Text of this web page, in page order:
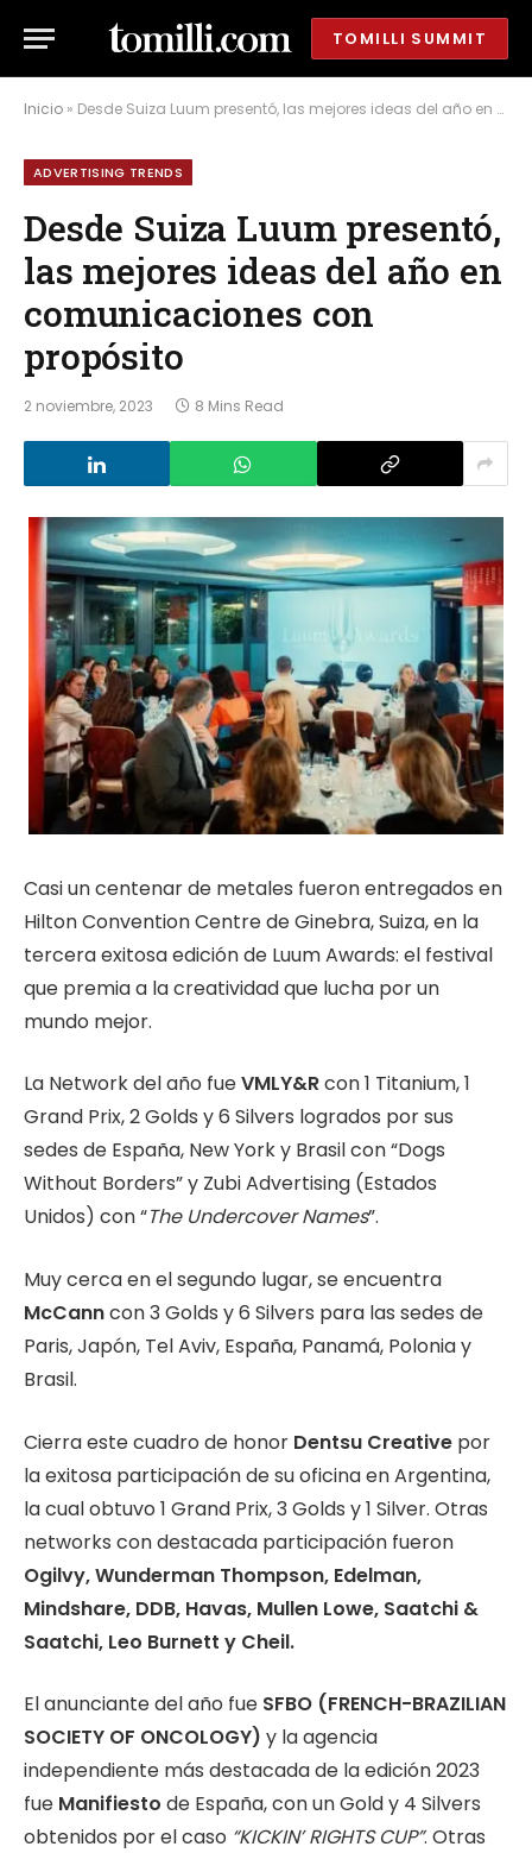
TOMILLI SUMMIT
Inicio » Desde Suiza Luum presentó, las mejores ideas del año en comunicaciones con propósito
ADVERTISING TRENDS
Desde Suiza Luum presentó,
las mejores ideas del año en
comunicaciones con
propósito
2 noviembre, 2023 8 Mins Read
Casi un centenar de metales fueron entregados en
Hilton Convention Centre de Ginebra, Suiza, en la
tercera exitosa edición de Luum Awards: el festival
que premia a la creatividad que lucha por un
mundo mejor.
La Network del año fueVMLY&Rcon 1 Titanium, 1
Grand Prix, 2 Golds y 6 Silvers logrados por sus
sedes de España, New York y Brasil con “Dogs
Without Borders” y Zubi Advertising (Estados
Unidos) con “The Undercover Names”.
Muy cerca en el segundo lugar, se encuentra
McCanncon 3 Golds y 6 Silvers para las sedes de
Paris, Japón, Tel Aviv, España, Panamá, Polonia y
Brasil.
Cierra este cuadro de honor Dentsu Creative por
la exitosa participación de su oficina en Argentina,
la cual obtuvo 1 Grand Prix, 3 Golds y 1 Silver. Otras
networks con destacada participación fueron
Ogilvy, Wunderman Thompson, Edelman,
Mindshare, DDB, Havas, Mullen Lowe, Saatchi &
Saatchi, Leo Burnett y Cheil.
El anunciante del año fue SFBO (FRENCH-BRAZILIAN
SOCIETY OF ONCOLOGY) y la agencia
independiente más destacada de la edición 2023
fue Manifiesto de España, con un Gold y 4 Silvers
obtenidos por el caso “KICKIN’ RIGHTS CUP”. Otras